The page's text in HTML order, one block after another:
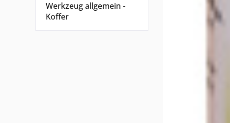
Werkzeug allgemein -
Koffer